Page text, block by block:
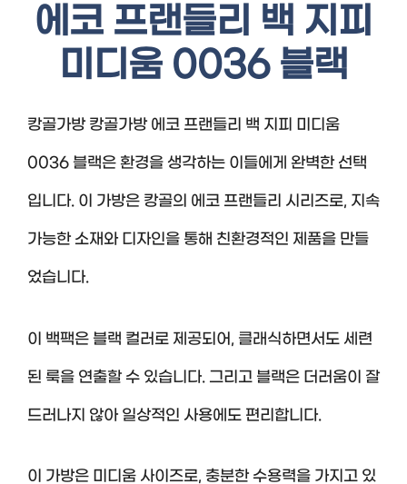
에코 프랜들리 백 지피
미디움 0036 블랙
캉골가방 캉골가방 에코 프랜들리 백 지피 미디움
0036 블랙은 환경을 생각하는 이들에게 완벽한 선택
입니다. 이 가방은 캉골의 에코 프랜들리 시리즈로, 지속
가능한 소재와 디자인을 통해 친환경적인 제품을 만들
었습니다.
이 백팩은 블랙 컬러로 제공되어, 클래식하면서도 세련
된 룩을 연출할 수 있습니다. 그리고 블랙은 더러움이 잘
드러나지 않아 일상적인 사용에도 편리합니다.
이 가방은 미디움 사이즈로, 충분한 수용력을 가지고 있